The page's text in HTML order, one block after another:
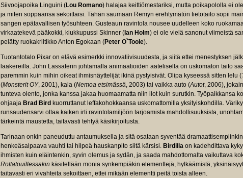
Siivoojapoika Linguini (Lou Romano) halajaa keittiömestariksi, mutta poikapololla ei
ja miten soppaansa sekoittaisi. Tähän saumaan Remyn erehtymätön tietotaito sopii
sangen epätavallisen työsuhteen. Gusteaun ravintola nousee uudelleen koko
virkaatekevä pääkokki, kiukkupussi Skinner ( Ian Holm) ei ole vielä sanonut viimeistä
pelätty ruokakriitikko Anton Egokaan (Peter O`Toole).
Tuotantotalo Pixar on elävä esimerkki innovatiivisuudesta, ja siitä ettei menestyksen
laakereilla. John Lassaterin johtamalla animaatioiden aatelisella on uskomaton taito
paremmin kuin mihin oikeat ihmisnäyttelijät ikinä pystyisivät. Olipa kyseessä sitten lelu (
(Monsterit OY, 2001), kala (Nemoa etsimässä, 2003) tai vaikka auto (Autot, 2006),
tunteva olento, jonka kanssa jakaa huomaamatta niin ilot kuin surutkin. Työpaikkansa
ohjaaja Brad Bird kuorruttanut leffakohokkaansa uskomattomilla yksityiskohdilla.
runsaudensarvi ottaa kaiken irti ravintolamiljöön tarjoamista mahdollisuuksista,
tärkeintä maustetta, taitavasti tehtyä käsikirjoitusta.
Tarinaan onkin paneuduttu antaumuksella ja sitä osataan syventää
henkeäsalpaava vauhti tai hilpeä hauskanpito siitä kärsisi. Birdilla on kadehdittava
ihmisten kuin eläintenkin, syvin olemus ja sydän, ja saada mahdottomalta vaikuttava
Rottatouillessakin käsitellään monia synkempiäkin elementtejä, hylkäämistä,
taitavasti eri vivahteita sekoittaen, ettei mikään elementti peitä toista alleen.